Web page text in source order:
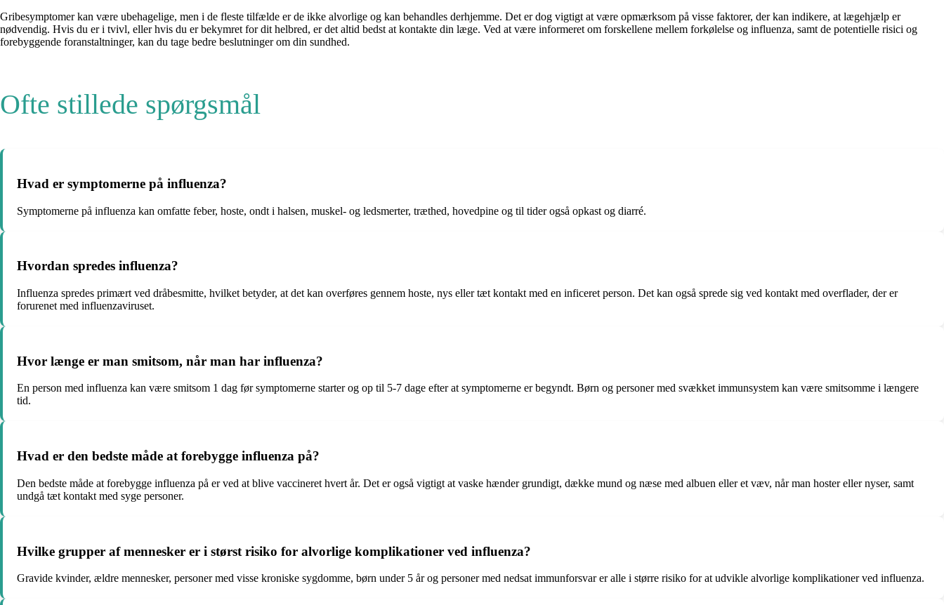
Gribesymptomer kan være ubehagelige, men i de fleste tilfælde er de ikke alvorlige og kan behandles derhjemme. Det er dog vigtigt at være opmærksom på visse faktorer, der kan indikere, at lægehjælp er
nødvendig. Hvis du er i tvivl, eller hvis du er bekymret for dit helbred, er det altid bedst at kontakte din læge. Ved at være informeret om forskellene mellem forkølelse og influenza, samt de potentielle risici og
forebyggende foranstaltninger, kan du tage bedre beslutninger om din sundhed.
Ofte stillede spørgsmål
Hvad er symptomerne på influenza?
Symptomerne på influenza kan omfatte feber, hoste, ondt i halsen, muskel- og ledsmerter, træthed, hovedpine og til tider også opkast og diarré.
Hvordan spredes influenza?
Influenza spredes primært ved dråbesmitte, hvilket betyder, at det kan overføres gennem hoste, nys eller tæt kontakt med en inficeret person. Det kan også sprede sig ved kontakt med overflader, der er
forurenet med influenzaviruset.
Hvor længe er man smitsom, når man har influenza?
En person med influenza kan være smitsom 1 dag før symptomerne starter og op til 5-7 dage efter at symptomerne er begyndt. Børn og personer med svækket immunsystem kan være smitsomme i længere
tid.
Hvad er den bedste måde at forebygge influenza på?
Den bedste måde at forebygge influenza på er ved at blive vaccineret hvert år. Det er også vigtigt at vaske hænder grundigt, dække mund og næse med albuen eller et væv, når man hoster eller nyser, samt
undgå tæt kontakt med syge personer.
Hvilke grupper af mennesker er i størst risiko for alvorlige komplikationer ved influenza?
Gravide kvinder, ældre mennesker, personer med visse kroniske sygdomme, børn under 5 år og personer med nedsat immunforsvar er alle i større risiko for at udvikle alvorlige komplikationer ved influenza.